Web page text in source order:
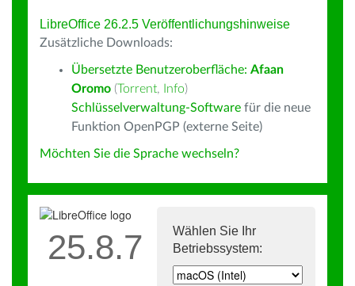
LibreOffice 26.2.5 Veröffentlichungshinweise
Zusätzliche Downloads:
Übersetzte Benutzeroberfläche: Afaan
Oromo (Torrent, Info)
Schlüsselverwaltung-Software für die neue
Funktion OpenPGP (externe Seite)
Möchten Sie die Sprache wechseln?
Wählen Sie Ihr
Betriebssystem:
25.8.7